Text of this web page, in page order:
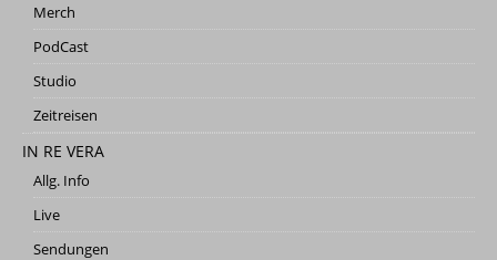
Merch
PodCast
Studio
Zeitreisen
IN RE VERA
Allg. Info
Live
Sendungen